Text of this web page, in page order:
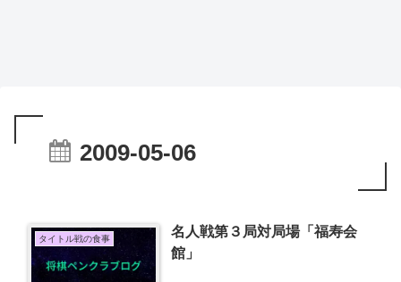
2009-05-06
タイトル戦の食事
名人戦第３局対局場「福寿会
館」